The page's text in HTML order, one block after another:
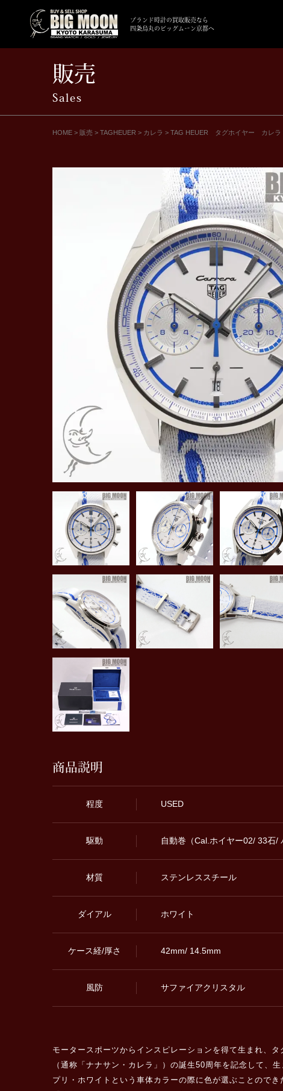
ブランド時計の買取販売なら
四条烏丸のビッグムーン京都へ
販売
Sales
HOME > 販売 >TAGHEUER > カレラ >TAG HEUER タグホイヤー カレラ
商品説明
程度 USED
駆動 自動巻（Cal.ホイヤー02/ 33石/
材質 ステンレススチール
ダイアル ホワイト
ケース経/厚さ 42mm/ 14.5mm
風防 サファイアクリスタル
モータースポーツからインスピレーションを得て生まれ、
（通称「ナナサン・カレラ」）の誕生50周年を記念して
プリ・ホワイトという車体カラーの際に色が選ぶことので